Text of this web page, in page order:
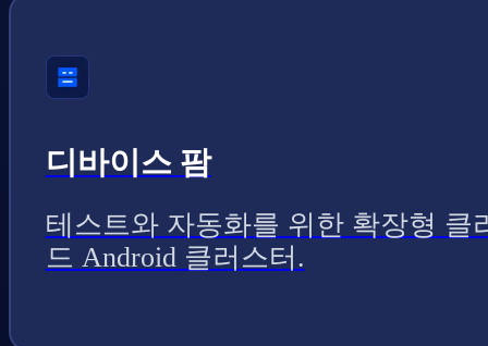
디바이스 팜
테스트와 자동화를 위한 확장형 클
드 Android 클러스터.